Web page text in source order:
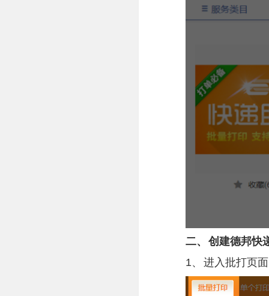
二、 创建德邦快
1、 进入批打页